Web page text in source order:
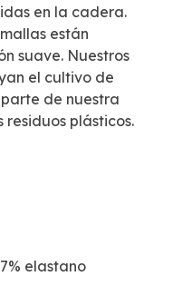
en la cadera.
están
suave. Nuestros
el cultivo de
de nuestra
plásticos.
elastano